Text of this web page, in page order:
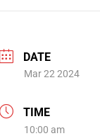
DATE
Mar 22 2024
TIME
10:00 am